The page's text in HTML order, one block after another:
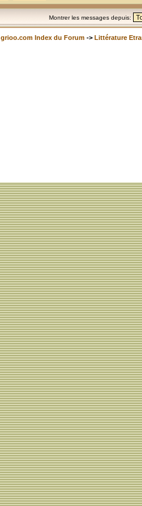
Montrer les messages depuis:
grioo.com Index du Forum -> Littérature